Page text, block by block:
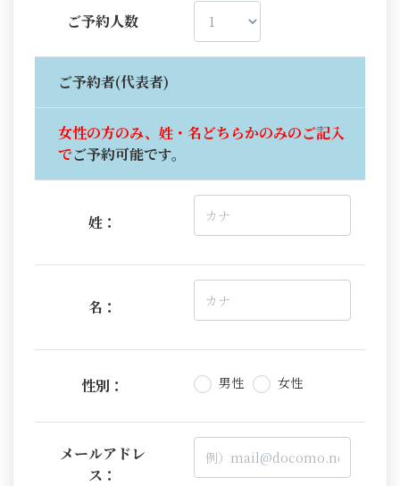
ご予約人数
ご予約者(代表者)
女性の方のみ、姓・名どちらかのみのご記入
でご予約可能です。
姓：
名：
性別： 男性 女性
メールアドレ
ス：